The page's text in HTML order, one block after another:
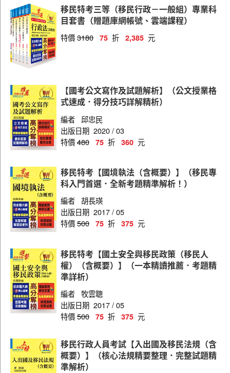
移民特考三等（移民行政－一般組）專業科
目套書（贈題庫網帳號、雲端課程）
特價3180 75 折 2,385 元
【國考公文寫作及試題解析】（公文授業格
式速成．得分技巧詳解精析）
編者
邱忠民
出版日期 2020 / 03
特價480 75 折 360 元
移民特考【國境執法（含概要）】（移民專
科入門首選．全新考題精準解析！）
編者 胡長瑛
出版日期 2017 / 05
特價500 75 折 375 元
移民特考【國土安全與移民政策（移民人
權）（含概要）】（一本精讀推薦．考題精
準詳析）
編者 牧雲聰
出版日期 2017 / 05
特價500 75 折 375 元
移民行政人員考試【入出國及移民法規（含
概要）】（核心法規精要整理．完整試題精
準解析）